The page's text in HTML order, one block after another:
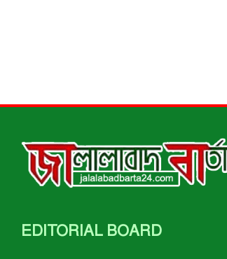
EDITORIAL BOARD